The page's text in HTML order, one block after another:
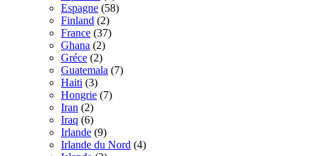
Espagne (58)
Finland (2)
France (37)
Ghana (2)
Gréce (2)
Guatemala (7)
Haiti (3)
Hongrie (7)
Iran (2)
Iraq (6)
Irlande (9)
Irlande du Nord (4)